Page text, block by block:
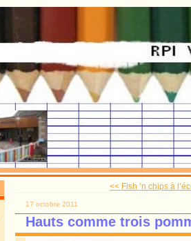
<< Fish ’n chips à
17 octobre 2011
Hauts comme trois